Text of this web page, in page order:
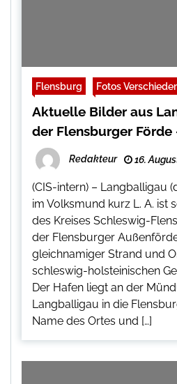
Flensburg Fotos
Aktuelle Bilder aus
der Flensburger Förde
Redakteur 16.
(CIS-intern) – Langballigau
im Volksmund kurz L. A. ist
des Kreises Schleswig-
der Flensburger
gleichnamiger Strand und
schleswig-holsteinischen
Der Hafen liegt an der
Langballigau in die
Name des Ortes und […]